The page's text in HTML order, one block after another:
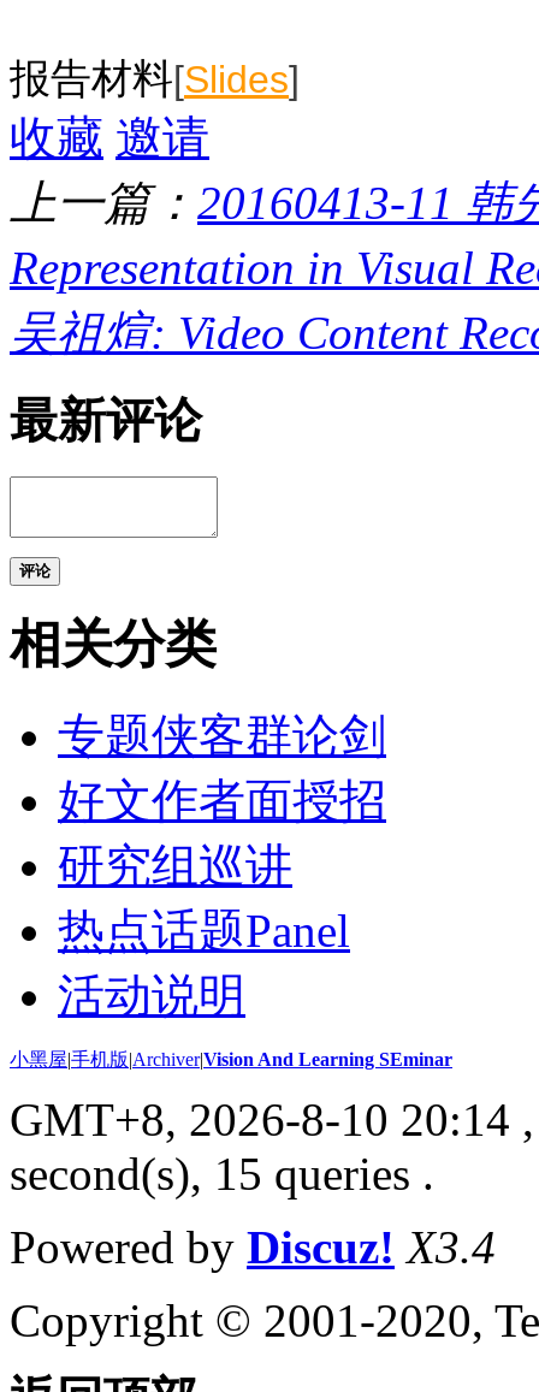
报告材料[Slides]
收藏 邀请
上一篇： 20160413-11 韩
Representation in Visual
吴祖煊: Video Content
最新评论
评论
相关分类
专题侠客群论剑
好文作者面授招
研究组巡讲
热点话题Panel
活动说明
小黑屋|手机版|Archiver|Vision And Learning SEminar
GMT+8, 2026-8-10 20:14
second(s), 15 queries .
Powered by Discuz! X3.4
Copyright © 2001-2020,